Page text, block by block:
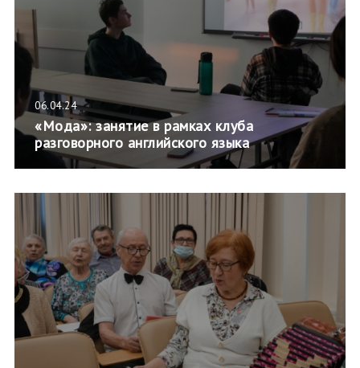
06.04.24
«Мода»: занятие в рамках клуба
разговорного английского языка